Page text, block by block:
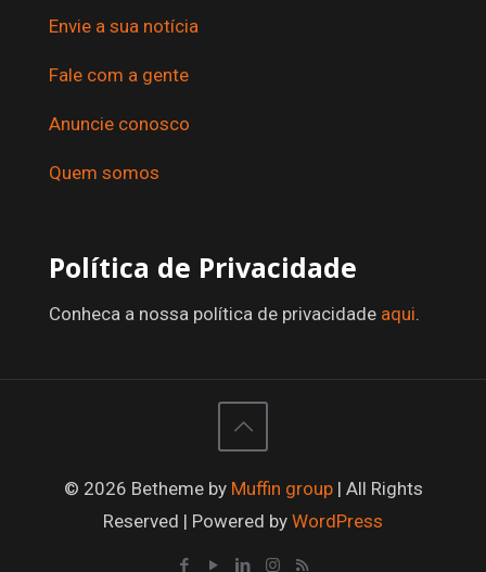
Envie a sua notícia
Fale com a gente
Anuncie conosco
Quem somos
Política de Privacidade
Conheca a nossa política de privacidade aqui.
© 2026 Betheme by Muffin group| All Rights
Reserved | Powered by WordPress